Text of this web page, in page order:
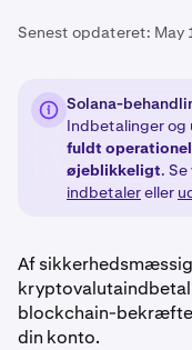
Senest opdateret: May
Solana-
Indbetalinger
fuldt
øjeblikkeligt.
indbetalereller
Af
blockchain-
din konto.